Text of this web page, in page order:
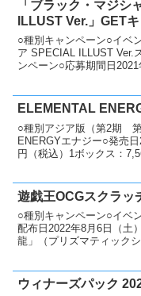
「ブラック・マジ
ILLUST Ver.」GET
○種別キャンペーン○イベ
ア SPECIAL ILLUST Ver.
ンペーン○応募期間日
ELEMENTAL
○種別アジア版（第2期
ENERGYエナジー○発売
円（税込）1ボックス：
遊戯王OCGスクラッ
○種別キャンペーン○イベ
配布日2022年8月6日（土
龍」（プリズマティック
ウィナーズパック